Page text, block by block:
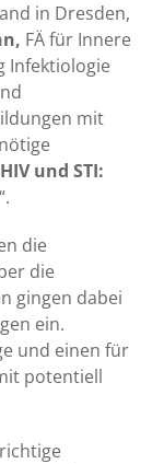
in Dresden,
FÄ für Innere
Infektiologie
mit
HIV und STI:
“.
die
die
gingen dabei
ein.
und einen für
potentiell